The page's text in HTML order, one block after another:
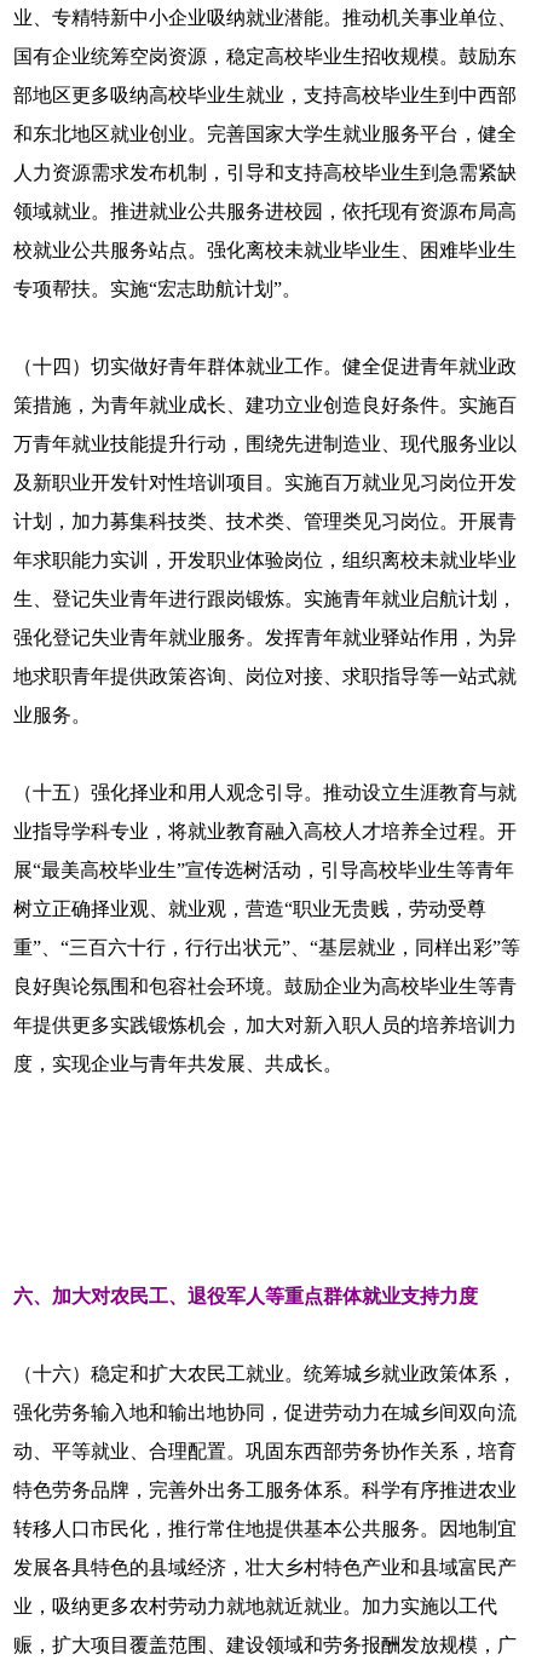
业、专精特新中小企业吸纳就业潜能。推动机关事业单位、
国有企业统筹空岗资源，稳定高校毕业生招收规模。鼓励东
部地区更多吸纳高校毕业生就业，支持高校毕业生到中西部
和东北地区就业创业。完善国家大学生就业服务平台，健全
人力资源需求发布机制，引导和支持高校毕业生到急需紧缺
领域就业。推进就业公共服务进校园，依托现有资源布局高
校就业公共服务站点。强化离校未就业毕业生、困难毕业生
专项帮扶。实施“宏志助航计划”。
（十四）切实做好青年群体就业工作。健全促进青年就业政
策措施，为青年就业成长、建功立业创造良好条件。实施百
万青年就业技能提升行动，围绕先进制造业、现代服务业以
及新职业开发针对性培训项目。实施百万就业见习岗位开发
计划，加力募集科技类、技术类、管理类见习岗位。开展青
年求职能力实训，开发职业体验岗位，组织离校未就业毕业
生、登记失业青年进行跟岗锻炼。实施青年就业启航计划，
强化登记失业青年就业服务。发挥青年就业驿站作用，为异
地求职青年提供政策咨询、岗位对接、求职指导等一站式就
业服务。
（十五）强化择业和用人观念引导。推动设立生涯教育与就
业指导学科专业，将就业教育融入高校人才培养全过程。开
展“最美高校毕业生”宣传选树活动，引导高校毕业生等青年
树立正确择业观、就业观，营造“职业无贵贱，劳动受尊
重”、“三百六十行，行行出状元”、“基层就业，同样出彩”等
良好舆论氛围和包容社会环境。鼓励企业为高校毕业生等青
年提供更多实践锻炼机会，加大对新入职人员的培养培训力
度，实现企业与青年共发展、共成长。
六、加大对农民工、退役军人等重点群体就业支持力度
（十六）稳定和扩大农民工就业。统筹城乡就业政策体系，
强化劳务输入地和输出地协同，促进劳动力在城乡间双向流
动、平等就业、合理配置。巩固东西部劳务协作关系，培育
特色劳务品牌，完善外出务工服务体系。科学有序推进农业
转移人口市民化，推行常住地提供基本公共服务。因地制宜
发展各具特色的县域经济，壮大乡村特色产业和县域富民产
业，吸纳更多农村劳动力就地就近就业。加力实施以工代
赈，扩大项目覆盖范围、建设领域和劳务报酬发放规模，广